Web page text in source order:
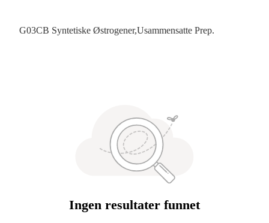
G03CB Syntetiske Østrogener,Usammensatte Prep.
Ingen resultater funnet